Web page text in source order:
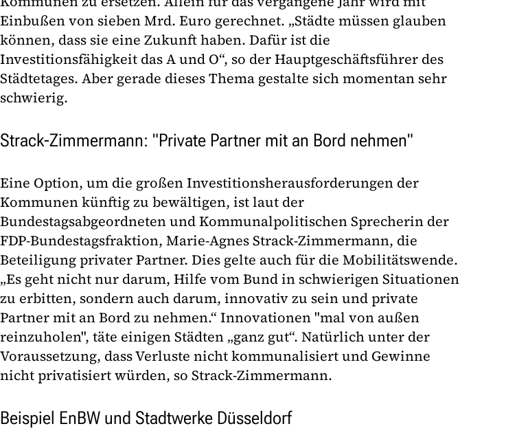
Einbußen von sieben Mrd. Euro gerechnet. „Städte müssen glauben
können, dass sie eine Zukunft haben. Dafür ist die
Investitionsfähigkeit das A und O“, so der Hauptgeschäftsführer des
Städtetages. Aber gerade dieses Thema gestalte sich momentan sehr
schwierig.
Strack-Zimmermann: "Private Partner mit an Bord nehmen"
Eine Option, um die großen Investitionsherausforderungen der
Kommunen künftig zu bewältigen, ist laut der
Bundestagsabgeordneten und Kommunalpolitischen Sprecherin der
FDP-Bundestagsfraktion, Marie-Agnes Strack-Zimmermann, die
Beteiligung privater Partner. Dies gelte auch für die Mobilitätswende.
„Es geht nicht nur darum, Hilfe vom Bund in schwierigen Situationen
zu erbitten, sondern auch darum, innovativ zu sein und private
Partner mit an Bord zu nehmen.“ Innovationen "mal von außen
reinzuholen", täte einigen Städten „ganz gut“. Natürlich unter der
Voraussetzung, dass Verluste nicht kommunalisiert und Gewinne
nicht privatisiert würden, so Strack-Zimmermann.
Beispiel EnBW und Stadtwerke Düsseldorf